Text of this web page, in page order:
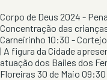
Corpo de Deus 2024 -
Concentração das
Carneirinho 10:30 -
| A figura da Cidade
atuação dos Bailes dos
Floreiras 30 de Maio